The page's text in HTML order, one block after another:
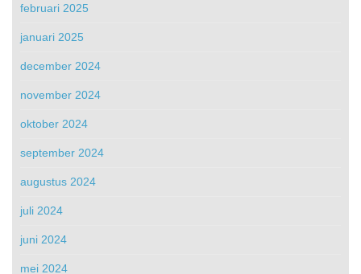
februari 2025
januari 2025
december 2024
november 2024
oktober 2024
september 2024
augustus 2024
juli 2024
juni 2024
mei 2024